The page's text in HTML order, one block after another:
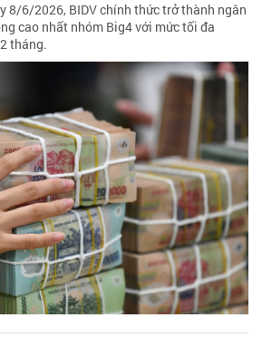
8/6/2026, BIDV chính thức trở thành ngân
cao nhất nhóm Big4 với mức tối đa
tháng.